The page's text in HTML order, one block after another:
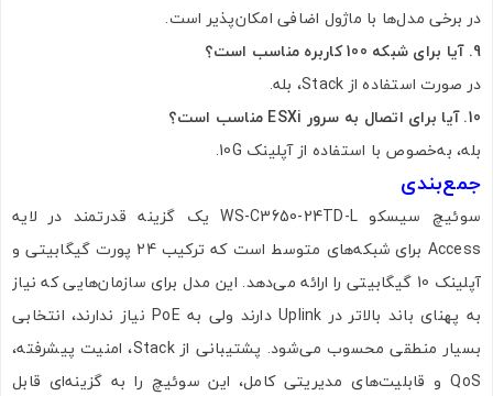
در برخی مدل‌ها با ماژول اضافی امکان‌پذیر است.
9. آیا برای شبکه 100 کاربره مناسب است؟
در صورت استفاده از Stack، بله.
10. آیا برای اتصال به سرور ESXi مناسب است؟
بله، به‌خصوص با استفاده از آپلینک 10G.
جمع‌بندی
سوئیچ سیسکو WS-C3650-24TD-L یک گزینه قدرتمند در لایه
Access برای شبکه‌های متوسط است که ترکیب 24 پورت گیگابیتی و
آپلینک 10 گیگابیتی را ارائه می‌دهد. این مدل برای سازمان‌هایی که نیاز
به پهنای باند بالاتر در Uplink دارند ولی به PoE نیاز ندارند، انتخابی
بسیار منطقی محسوب می‌شود. پشتیبانی از Stack، امنیت پیشرفته،
QoS و قابلیت‌های مدیریتی کامل، این سوئیچ را به گزینه‌ای قابل